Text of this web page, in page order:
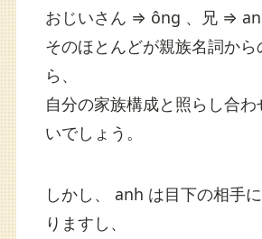
おじいさん ⇒ ông 、兄 ⇒
そのほとんどが親族名詞か
ら、
自分の家族構成と照らし合
いでしょう。
しかし、 anh は目下の相手
りますし、